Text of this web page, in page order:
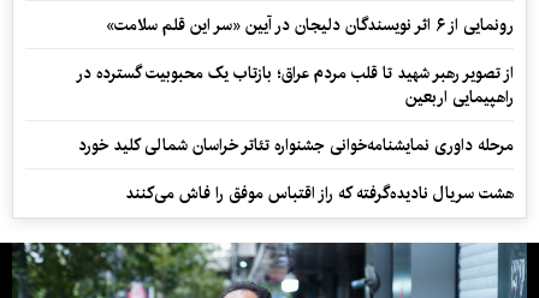
رونمایی از ۶ اثر نویسندگان دلیجان در آیین «سر این قلم سلامت»
از تصویر رهبر شهید تا قلب مردم عراق؛ بازتاب یک محبوبیت گسترده در
راهپیمایی اربعین
مرحله داوری نمایشنامه‌خوانی جشنواره تئاتر خراسان شمالی کلید خورد
هشت سریال نادیده‌گرفته که راز اقتباس موفق را فاش می‌کنند